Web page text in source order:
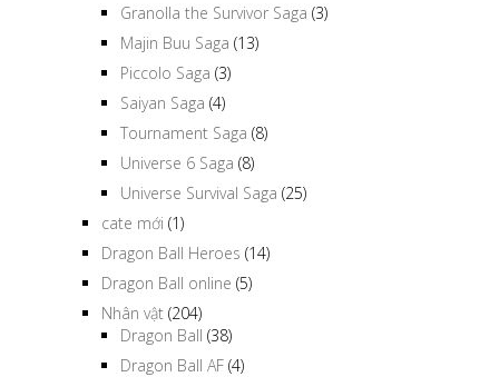
Granolla the Survivor Saga (3)
Majin Buu Saga (13)
Piccolo Saga (3)
Saiyan Saga (4)
Tournament Saga (8)
Universe 6 Saga (8)
Universe Survival Saga (25)
cate mới (1)
Dragon Ball Heroes (14)
Dragon Ball online (5)
Nhân vật (204)
Dragon Ball (38)
Dragon Ball AF (4)